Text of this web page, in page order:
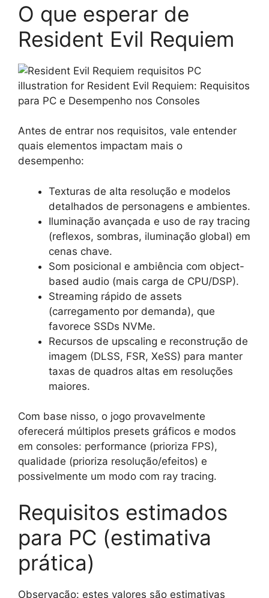
O que esperar de
Resident Evil Requiem
Antes de entrar nos requisitos, vale entender
quais elementos impactam mais o
desempenho:
Texturas de alta resolução e modelos
detalhados de personagens e ambientes.
Iluminação avançada e uso de ray tracing
(reflexos, sombras, iluminação global) em
cenas chave.
Som posicional e ambiência com object-
based audio (mais carga de CPU/DSP).
Streaming rápido de assets
(carregamento por demanda), que
favorece SSDs NVMe.
Recursos de upscaling e reconstrução de
imagem (DLSS, FSR, XeSS) para manter
taxas de quadros altas em resoluções
maiores.
Com base nisso, o jogo provavelmente
oferecerá múltiplos presets gráficos e modos
em consoles: performance (prioriza FPS),
qualidade (prioriza resolução/efeitos) e
possivelmente um modo com ray tracing.
Requisitos estimados
para PC (estimativa
prática)
Observação: estes valores são estimativas